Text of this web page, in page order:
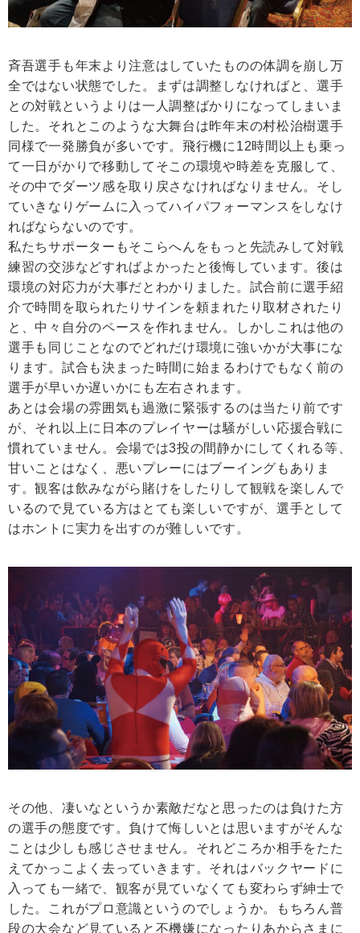
斉吾選手も年末より注意はしていたものの体調を崩し万
全ではない状態でした。まずは調整しなければと、選手
との対戦というよりは一人調整ばかりになってしまいま
した。それとこのような大舞台は昨年末の村松治樹選手
同様で一発勝負が多いです。飛行機に12時間以上も乗っ
て一日がかりで移動してそこの環境や時差を克服して、
その中でダーツ感を取り戻さなければなりません。そし
ていきなりゲームに入ってハイパフォーマンスをしなけ
ればならないのです。
私たちサポーターもそこらへんをもっと先読みして対戦
練習の交渉などすればよかったと後悔しています。後は
環境の対応力が大事だとわかりました。試合前に選手紹
介で時間を取られたりサインを頼まれたり取材されたり
と、中々自分のペースを作れません。しかしこれは他の
選手も同じことなのでどれだけ環境に強いかが大事にな
ります。試合も決まった時間に始まるわけでもなく前の
選手が早いか遅いかにも左右されます。
あとは会場の雰囲気も過激に緊張するのは当たり前です
が、それ以上に日本のプレイヤーは騒がしい応援合戦に
慣れていません。会場では3投の間静かにしてくれる等、
甘いことはなく、悪いプレーにはブーイングもありま
す。観客は飲みながら賭けをしたりして観戦を楽しんで
いるので見ている方はとても楽しいですが、選手として
はホントに実力を出すのが難しいです。
その他、凄いなというか素敵だなと思ったのは負けた方
の選手の態度です。負けて悔しいとは思いますがそんな
ことは少しも感じさせません。それどころか相手をたた
えてかっこよく去っていきます。それはバックヤードに
入っても一緒で、観客が見ていなくても変わらず紳士で
した。これがプロ意識というのでしょうか。もちろん普
段の大会など見ていると不機嫌になったりあからさまに